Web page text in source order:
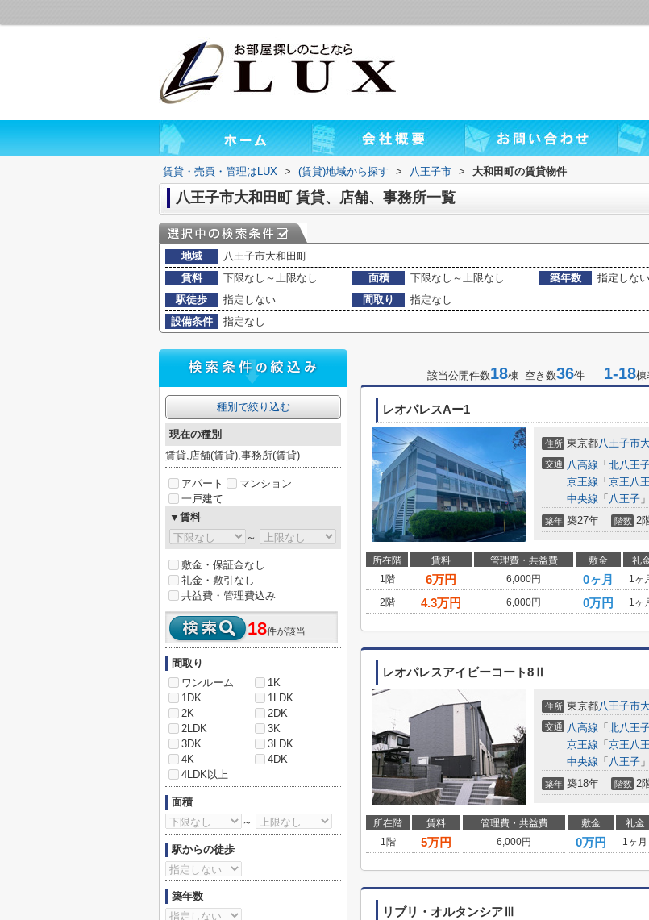
賃貸・売買・管理はLUX > (賃貸)地域から探す > 八王子市 > 大和田町の賃貸物件
八王子市大和田町 賃貸、店舗、事務所一覧
地域
八王子市大和田町
賃料
下限なし～上限なし 面積 下限なし～上限なし 築年数
指定しない
駅徒歩
指定しない 間取り
指定なし
設備条件
指定なし
該当公開件数18棟 空き数36件 1-18棟
レオパレスAー1
住所 東京都八王子市
交通 八高線 「 北八王
京王線 「 京王八
中央線 「 八王子
築年 築27年 階数 2
所在階 賃料 管理費・共益費 敷金 礼
1階
6万円 6,000円 0ヶ月 1ヶ
2階
4.3万円 6,000円 0万円 1ヶ
レオパレスアイビーコート8Ⅱ
住所 東京都八王子市
交通 八高線 「 北八王
京王線 「 京王八
中央線 「 八王子
築年 築18年 階数 2
所在階 賃料 管理費・共益費 敷金 礼金
1階
5万円 6,000円 0万円 1ヶ月
リブリ・オルタンシアⅢ
種別で絞り込む
現在の種別
賃貸,店舗(賃貸),事務所(賃貸)
アパート
マンション
一戸建て
▼賃料
～
敷金・保証金なし
礼金・敷引なし
共益費・管理費込み
18件が該当
間取り
ワンルーム
1K
1DK
1LDK
2K
2DK
2LDK
3K
3DK
3LDK
4K
4DK
4LDK以上
面積
～
駅からの徒歩
築年数